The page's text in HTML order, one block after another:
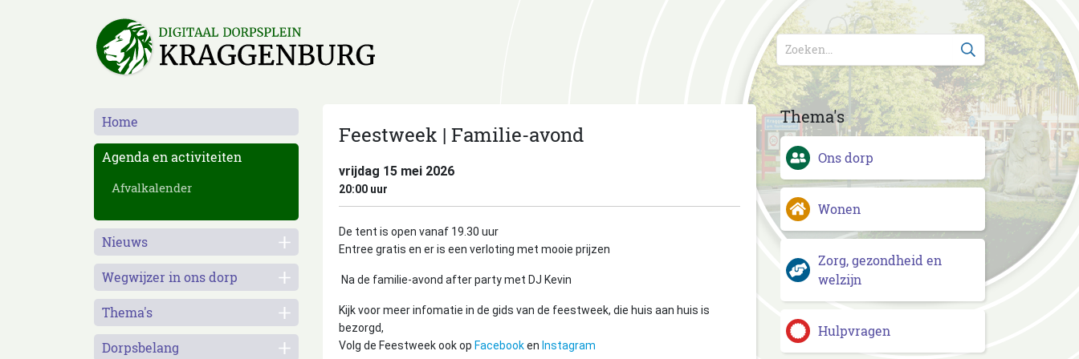
Home
Agenda en activiteiten
Afvalkalender
Nieuws
Wegwijzer in ons dorp
Thema's
Dorpsbelang
Feestweek | Familie-avond
vrijdag 15 mei 2026
20:00
De tent is open vanaf 19.30 uur
Entree gratis en er is een verloting met mooie prijzen
Na de familie-avond after party met DJ Kevin
Kijk voor meer infomatie in de gids van de feestweek, die huis aan huis is
bezorgd,
Volg de Feestweek ook op Facebooken Instagram
Thema's
Ons dorp
Wonen
Zorg, gezondheid en
welzijn
Hulpvragen